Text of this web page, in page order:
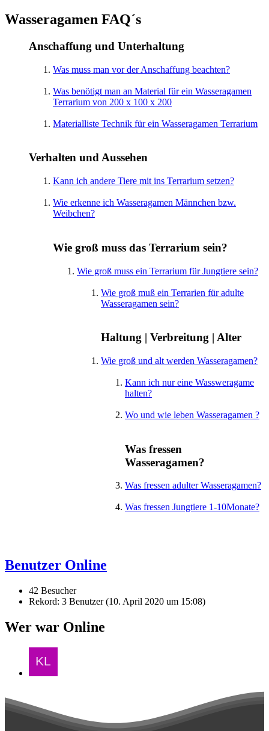
Wasseragamen FAQ´s
Anschaffung und Unterhaltung
Was muss man vor der Anschaffung beachten?
Was benötigt man an Material für ein Wasseragamen
Terrarium von 200 x 100 x 200
Materialliste Technik für ein Wasseragamen Terrarium
Verhalten und Aussehen
Kann ich andere Tiere mit ins Terrarium setzen?
Wie erkenne ich Wasseragamen Männchen bzw.
Weibchen?
Wie groß muss das Terrarium sein?
Wie groß muss ein Terrarium für Jungtiere sein?
Wie groß muß ein Terrarien für adulte
Wasseragamen sein?
Haltung | Verbreitung | Alter
Wie groß und alt werden Wasseragamen?
Kann ich nur eine Wassweragame
halten?
Wo und wie leben Wasseragamen ?
Was fressen
Wasseragamen?
Was fressen adulter Wasseragamen?
Was fressen Jungtiere 1-10Monate?
Benutzer Online
42 Besucher
Rekord: 3 Benutzer (10. April 2020 um 15:08)
Wer war Online